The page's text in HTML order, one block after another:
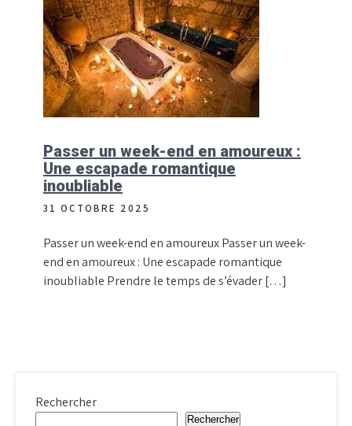
Passer un week-end en amoureux :
Une escapade romantique
inoubliable
31 OCTOBRE 2025
Passer un week-end en amoureux Passer un week-
end en amoureux : Une escapade romantique
inoubliable Prendre le temps de s’évader […]
Rechercher
Rechercher